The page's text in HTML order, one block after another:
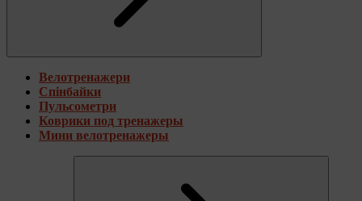
Велотренажери
Спінбайки
Пульсометри
Коврики под тренажеры
Мини велотренажеры